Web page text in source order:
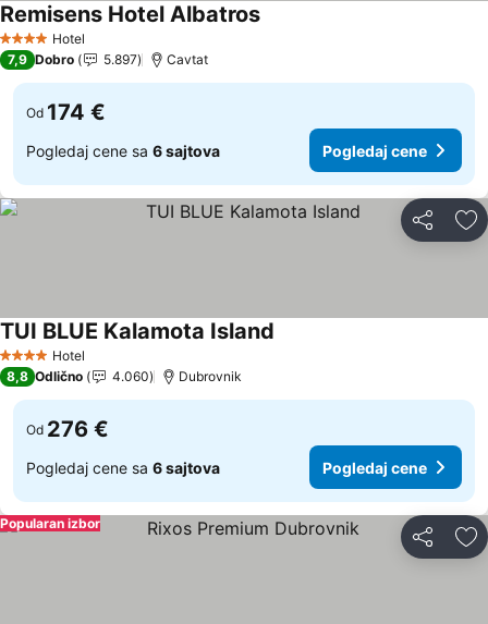
4 ZvezdiceHotel
Remisens Hotel Albatros
7,9 Dobro 5.897 Cavtat
Od 174 €
Pogledaj cene sa 6 sajtova Pogledaj cene
Deli
4 ZvezdiceHotel
TUI BLUE Kalamota Island
8,8 Odlično 4.060 Dubrovnik
Od 276 €
Pogledaj cene sa 6 sajtova Pogledaj cene
Deli
Popularan izbor